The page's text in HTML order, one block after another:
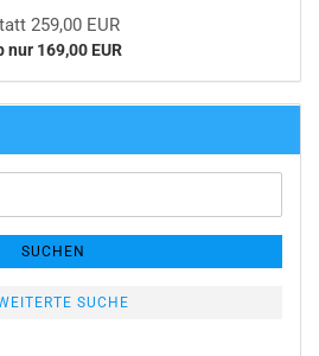
259,00 EUR
nur 169,00 EUR
SUCHEN
SUCHE